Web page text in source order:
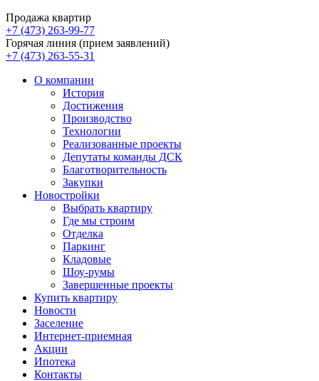
Продажа квартир
+7 (473) 263-99-77
Горячая линия (прием заявлений)
+7 (473) 263-55-31
О компании
История
Достижения
Производство
Технологии
Реализованные проекты
Депутаты команды ДСК
Благотворительность
Закупки
Новостройки
Выбрать квартиру
Где мы строим
Отделка
Паркинг
Кладовые
Шоу-румы
Завершенные проекты
Купить квартиру
Новости
Заселение
Интернет-приемная
Акции
Ипотека
Контакты